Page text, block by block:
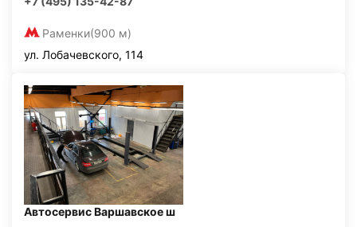
Раменки(900 м)
ул. Лобачевского, 114
Автосервис Варшавское ш